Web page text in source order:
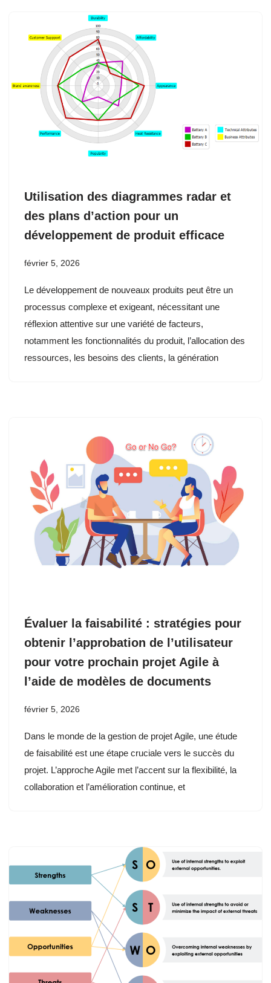
Utilisation des diagrammes radar et
des plans d’action pour un
développement de produit efficace
février 5, 2026
Le développement de nouveaux produits peut être un
processus complexe et exigeant, nécessitant une
réflexion attentive sur une variété de facteurs,
notamment les fonctionnalités du produit, l’allocation des
ressources, les besoins des clients, la génération
Évaluer la faisabilité : stratégies pour
obtenir l’approbation de l’utilisateur
pour votre prochain projet Agile à
l’aide de modèles de documents
février 5, 2026
Dans le monde de la gestion de projet Agile, une étude
de faisabilité est une étape cruciale vers le succès du
projet. L’approche Agile met l’accent sur la flexibilité, la
collaboration et l’amélioration continue, et